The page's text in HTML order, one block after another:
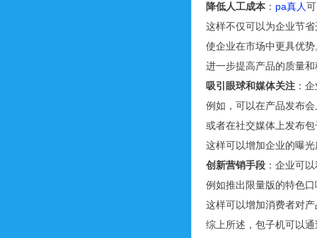
降低人工成本 ： pa真人
这样不仅可以为企业节
使企业在市场中更具优
进一步提高产品的质量
吸引眼球和媒体关注 ：
例如，可以在产品发布
或者在社交媒体上发布
这样可以增加企业的曝
创新营销手段 ：企业可
例如推出限量版的特色
这样可以增加消费者对
综上所述，包子机可以